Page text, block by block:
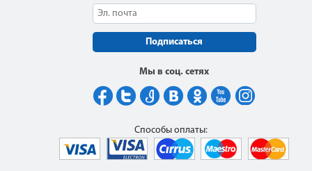
Подписаться
Мы в соц. сетях
Способы оплаты: